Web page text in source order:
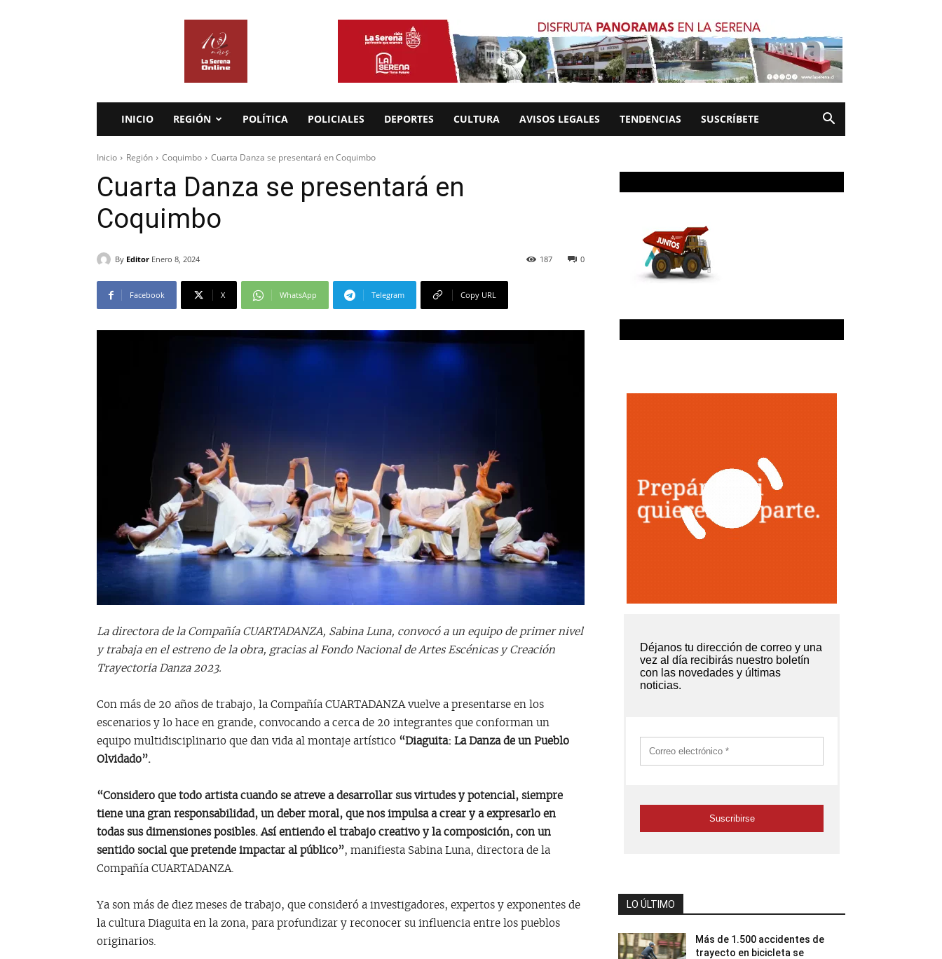
INICIO REGIÓN POLÍTICA POLICIALES DEPORTES CULTURA AVISOS LEGALES TENDENCIAS SUSCRÍBETE
Inicio Región Coquimbo Cuarta Danza se presentará en Coquimbo
Cuarta Danza se presentará en
Coquimbo
By Editor Enero 8, 2024 0
187
Facebook X WhatsApp Telegram Copy URL
La directora de la Compañía CUARTADANZA, Sabina Luna, convocó a un equipo de primer nivel
y trabaja en el estreno de la obra, gracias al Fondo Nacional de Artes Escénicas y Creación
Trayectoria Danza 2023.
Con más de 20 años de trabajo, la Compañía CUARTADANZA vuelve a presentarse en los
escenarios y lo hace en grande, convocando a cerca de 20 integrantes que conforman un
equipo multidisciplinario que dan vida al montaje artístico “Diaguita: La Danza de un Pueblo
Olvidado”.
“Considero que todo artista cuando se atreve a desarrollar sus virtudes y potencial, siempre
tiene una gran responsabilidad, un deber moral, que nos impulsa a crear y a expresarlo en
todas sus dimensiones posibles. Así entiendo el trabajo creativo y la composición, con un
sentido social que pretende impactar al público”, manifiesta Sabina Luna, directora de la
Compañía CUARTADANZA.
Ya son más de diez meses de trabajo, que consideró a investigadores, expertos y exponentes de
la cultura Diaguita en la zona, para profundizar y reconocer su influencia entre los pueblos
originarios.
LO ÚLTIMO
Más de 1.500 accidentes de
trayecto en bicicleta se